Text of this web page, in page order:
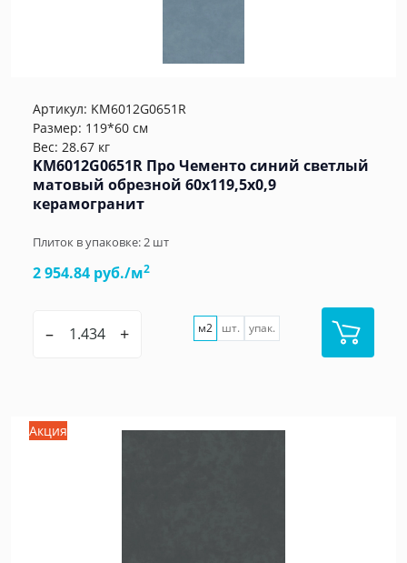
Артикул: KM6012G0651R
Размер: 119*60 см
Вес: 28.67 кг
KM6012G0651R Про Чементо синий светлый
матовый обрезной 60х119,5x0,9
керамогранит
Плиток в упаковке:2 шт
2 954.84 руб./м2
– + м2 шт. упак.
Акция